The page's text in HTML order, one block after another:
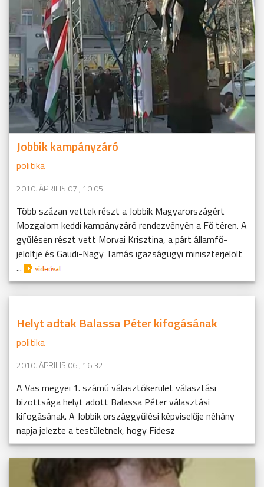
Jobbik kampányzáró
politika
2010. ÁPRILIS 07., 10:05
Több százan vettek részt a Jobbik Magyarországért
Mozgalom keddi kampányzáró rendezvényén a Fő téren. A
gyűlésen részt vett Morvai Krisztina, a párt államfő-
jelöltje és Gaudi-Nagy Tamás igazságügyi miniszterjelölt
...
Helyt adtak Balassa Péter kifogásának
politika
2010. ÁPRILIS 06., 16:32
A Vas megyei 1. számú választókerület választási
bizottsága helyt adott Balassa Péter választási
kifogásának. A Jobbik országgyűlési képviselője néhány
napja jelezte a testületnek, hogy Fidesz